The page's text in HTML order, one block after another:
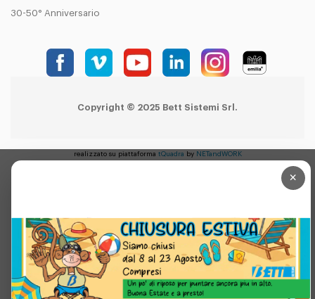
30-50° Anniversario
Copyright © 2025 Bett Sistemi Srl.
×
realizzato su piattaforma tQuadra by NETandWORK